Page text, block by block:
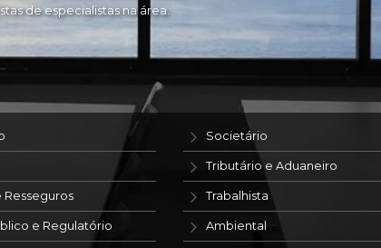
de especialistas na área.
Resseguros
e Regulatório
Societário
Tributário e Aduaneiro
Trabalhista
Ambiental